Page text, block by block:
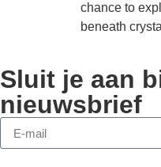
chance to
beneath
Sluit je aan
nieuwsbrief